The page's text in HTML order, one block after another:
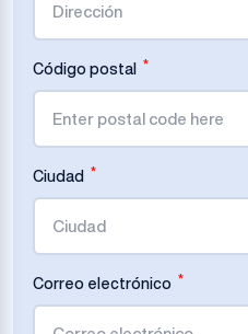
Código postal *
Ciudad *
Correo electrónico *